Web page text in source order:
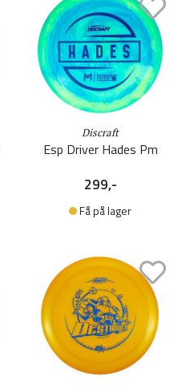
Discraft
Esp Driver Hades Pm
299,-
Få på lager